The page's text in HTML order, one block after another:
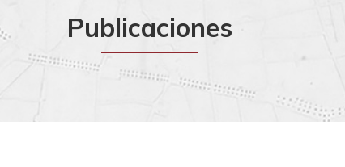
Publicaciones